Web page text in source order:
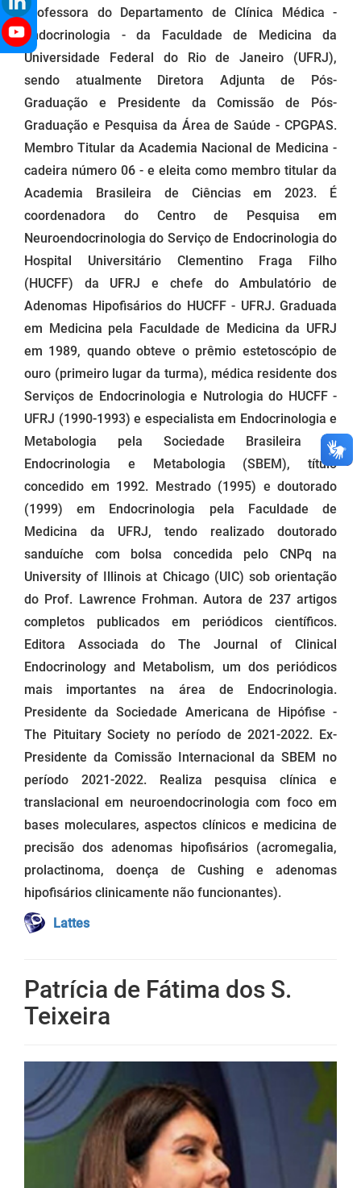
Professora do Departamento de Clínica Médica -
Endocrinologia - da Faculdade de Medicina da
Universidade Federal do Rio de Janeiro (UFRJ),
sendo atualmente Diretora Adjunta de Pós-
Graduação e Presidente da Comissão de Pós-
Graduação e Pesquisa da Área de Saúde - CPGPAS.
Membro Titular da Academia Nacional de Medicina -
cadeira número 06 - e eleita como membro titular da
Academia Brasileira de Ciências em 2023. É
coordenadora do Centro de Pesquisa em
Neuroendocrinologia do Serviço de Endocrinologia do
Hospital Universitário Clementino Fraga Filho
(HUCFF) da UFRJ e chefe do Ambulatório de
Adenomas Hipofisários do HUCFF - UFRJ. Graduada
em Medicina pela Faculdade de Medicina da UFRJ
em 1989, quando obteve o prêmio estetoscópio de
ouro (primeiro lugar da turma), médica residente dos
Serviços de Endocrinologia e Nutrologia do HUCFF -
UFRJ (1990-1993) e especialista em Endocrinologia e
Metabologia pela Sociedade Brasileira de
Endocrinologia e Metabologia (SBEM), título
concedido em 1992. Mestrado (1995) e doutorado
(1999) em Endocrinologia pela Faculdade de
Medicina da UFRJ, tendo realizado doutorado
sanduíche com bolsa concedida pelo CNPq na
University of Illinois at Chicago (UIC) sob orientação
do Prof. Lawrence Frohman. Autora de 237 artigos
completos publicados em periódicos científicos.
Editora Associada do The Journal of Clinical
Endocrinology and Metabolism, um dos periódicos
mais importantes na área de Endocrinologia.
Presidente da Sociedade Americana de Hipófise -
The Pituitary Society no período de 2021-2022. Ex-
Presidente da Comissão Internacional da SBEM no
período 2021-2022. Realiza pesquisa clínica e
translacional em neuroendocrinologia com foco em
bases moleculares, aspectos clínicos e medicina de
precisão dos adenomas hipofisários (acromegalia,
prolactinoma, doença de Cushing e adenomas
hipofisários clinicamente não funcionantes).
Lattes
Patrícia de Fátima dos S.
Teixeira